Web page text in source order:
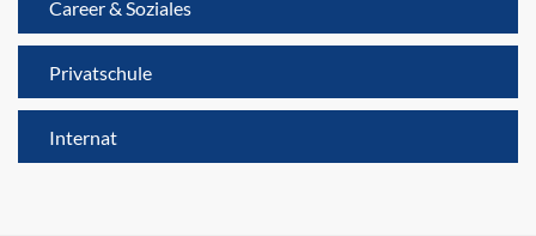
Career & Soziales
Privatschule
Internat